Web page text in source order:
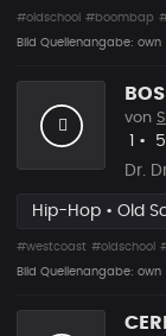
#oldschool #boombap
Bild Quellenangabe: own
von
Likes
•
5
Dr.
Hip-Hop • Old
#westcoast #oldschool
Bild Quellenangabe: own